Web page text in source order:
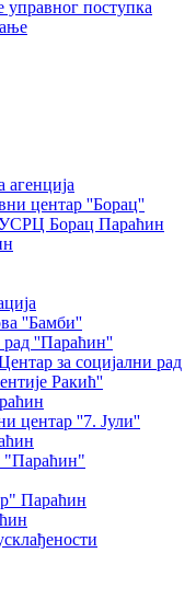
поступка
центар ''Борац''
УСРЦ Борац Параћин
''Бамби''
рад ''Параћин''
за социјални рад
Ракић''
центар ''7. Јули''
"Параћин"
Параћин